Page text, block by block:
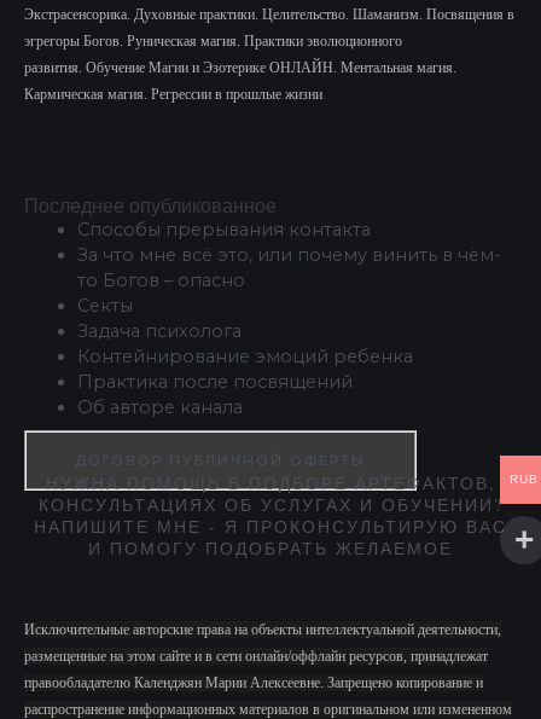
Экстрасенсорика. Духовные практики. Целительство. Шаманизм. Посвящения в
эгрегоры Богов. Руническая магия. Практики эволюционного
развития. Обучение Магии и Эзотерике ОНЛАЙН. Ментальная магия.
Кармическая магия. Регрессии в прошлые жизни
Последнее опубликованное
Способы прерывания контакта
За что мне всё это, или почему винить в чём-
то Богов – опасно
Секты
Задача психолога
Контейнирование эмоций ребенка
Практика после посвящений
Об авторе канала
ДОГОВОР ПУБЛИЧНОЙ ОФЕРТЫ
НУЖНА ПОМОЩЬ В ПОДБОРЕ АРТЕФАКТОВ,
КОНСУЛЬТАЦИЯХ ОБ УСЛУГАХ И ОБУЧЕНИИ?
НАПИШИТЕ МНЕ - Я ПРОКОНСУЛЬТИРУЮ ВАС
И ПОМОГУ ПОДОБРАТЬ ЖЕЛАЕМОЕ
Исключительные авторские права на объекты интеллектуальной деятельности,
размещенные на этом сайте и в сети онлайн/оффлайн ресурсов, принадлежат
правообладателю Календжян Марии Алексеевне. Запрещено копирование и
распространение информационных материалов в оригинальном или измененном
RUB